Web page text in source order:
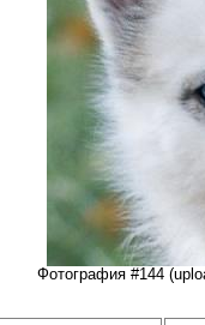
Фотография #144